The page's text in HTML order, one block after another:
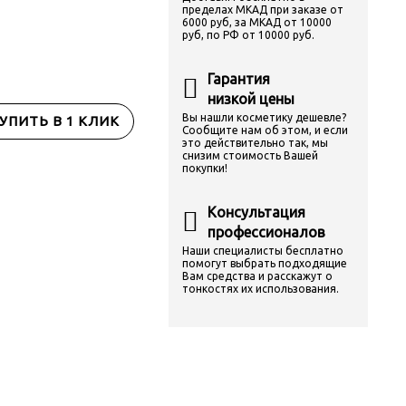
пределах МКАД при заказе от
6000 руб, за МКАД от 10000
руб, по РФ от 10000 руб.
Гарантия
низкой цены
Вы нашли косметику дешевле?
Сообщите нам об этом, и если
это действительно так, мы
снизим стоимость Вашей
покупки!
Консультация
профессионалов
Наши специалисты бесплатно
помогут выбрать подходящие
Вам средства и расскажут о
тонкостях их использования.
В 1 КЛИК